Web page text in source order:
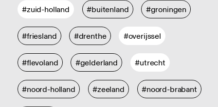
#zuid-holland #buitenland #groningen
#friesland #drenthe #overijssel
#flevoland #gelderland #utrecht
#noord-holland #zeeland #noord-brabant